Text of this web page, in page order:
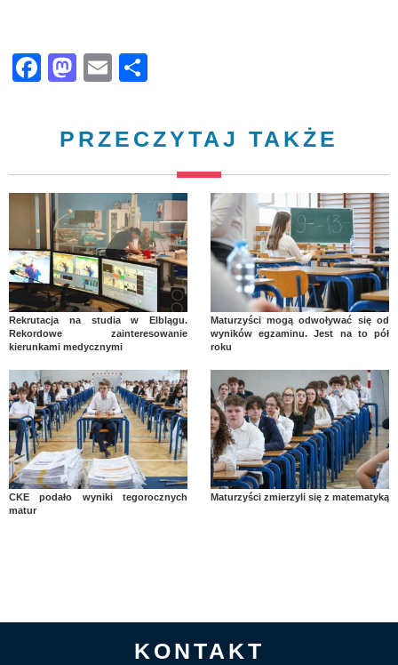
Facebook
Mastodon
Email
PRZECZYTAJ TAKŻE
Rekrutacja na studia w Elblągu.
Rekordowe zainteresowanie
kierunkami medycznymi
Maturzyści mogą odwoływać się od
wyników egzaminu. Jest na to pół
roku
CKE podało wyniki tegorocznych
matur
Maturzyści zmierzyli się z matematyką
KONTAKT